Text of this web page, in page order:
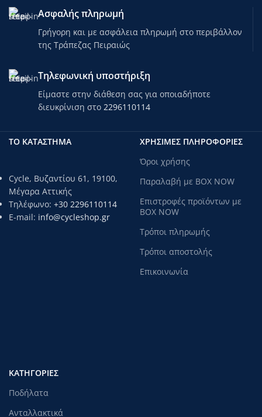
Ασφαλής πληρωμή
Γρήγορη και με ασφάλεια πληρωμή στο περιβάλλον
της Τράπεζας Πειραιώς
Τηλεφωνική υποστήριξη
Είμαστε στην διάθεση σας για οποιαδήποτε
διευκρίνιση στο 2296110114
ΤΟ ΚΑΤΑΣΤΗΜΑ
Cycle, Βυζαντίου 61, 19100,
Μέγαρα Αττικής
Τηλέφωνο: +30 2296110114
E-mail: info@cycleshop.gr
ΧΡΗΣΙΜΕΣ ΠΛΗΡΟΦΟΡΙΕΣ
Όροι χρήσης
Παραλαβή με BOX NOW
Επιστροφές προϊόντων με
BOX NOW
Τρόποι πληρωμής
Τρόποι αποστολής
Επικοινωνία
ΚΑΤΗΓΟΡΊΕΣ
Ποδήλατα
Ανταλλακτικά